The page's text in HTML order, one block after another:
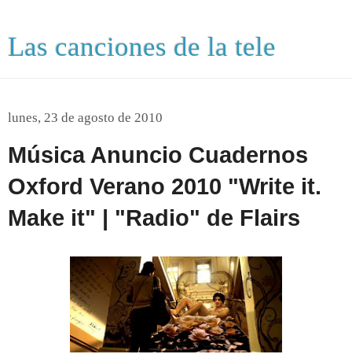
Las canciones de la tele
lunes, 23 de agosto de 2010
Música Anuncio Cuadernos
Oxford Verano 2010 "Write it.
Make it" | "Radio" de Flairs